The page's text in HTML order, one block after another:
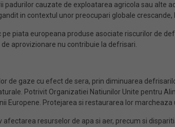
cauzate de exploatarea agricola sau alte
in contextul unor preocupari globale
piata europeana produse asociate riscurilor de
aprovizionare nu contribuie la defrisari.
de gaze cu efect de sera, prin diminuarea
Potrivit Organizatiei Natiunilor Unite pentru
Europene. Protejarea si restaurarea lor
resurselor de apa si aer, precum si